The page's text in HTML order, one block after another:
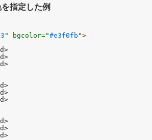
指定した例
3 " bgcolor="#e3f0fb ">